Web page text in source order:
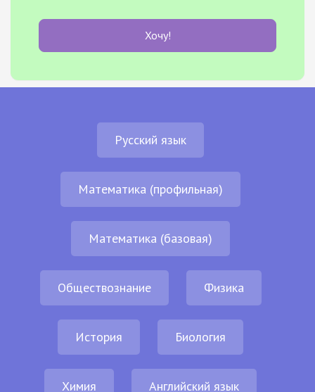
Хочу!
Русский язык
Математика (профильная)
Математика (базовая)
Обществознание Физика
История Биология
Химия Английский язык